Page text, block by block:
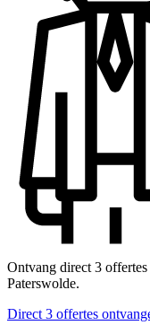
Ontvang direct 3
Paterswolde.
Direct 3 offertes